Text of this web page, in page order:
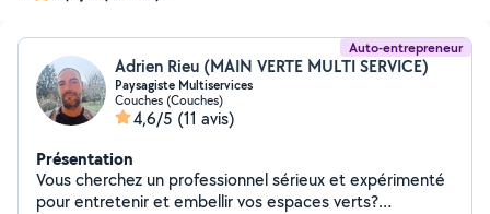
Auto-entrepreneur
Adrien Rieu (MAIN VERTE MULTI SERVICE)
Paysagiste Multiservices
Couches (Couches)
4,6/5 (11 avis)
Présentation
Vous cherchez un professionnel sérieux et expérimenté
pour entretenir et embellir vos espaces verts?